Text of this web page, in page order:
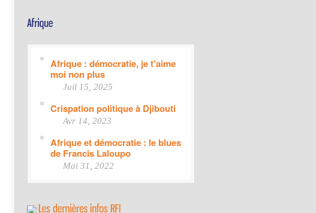
Afrique : démocratie, je t’aime
moi non plus
Juil 15, 2025
Crispation politique à Djibouti
Avr 14, 2023
Afrique et démocratie : le blues
de Francis Laloupo
Mai 31, 2022